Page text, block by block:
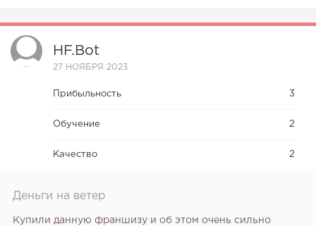
HF.bot
27 НОЯБРЯ 2023
Прибыльность 3
Обучение 2
Качество 2
Деньги на ветер
Купили данную франшизу и об этом очень сильно